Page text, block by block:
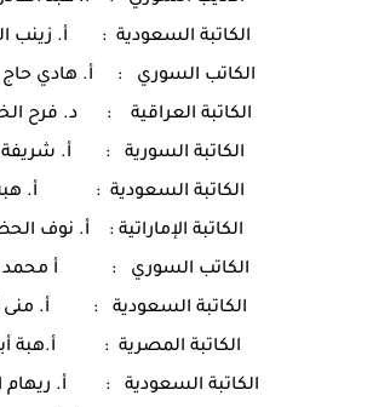
الكاتبة السعودية : أ. زينب
الكاتب السوري : أ. هادي
الكاتبة العراقية : د. فرح
الكاتبة السورية : أ. شريفة
الكاتبة السعودية : أ.
الكاتبة الإماراتية : أ. نوف
الكاتب السوري : أ محمد
الكاتبة السعودية : أ. منى
الكاتبة المصرية : أ.هبة
الكاتبة السعودية : أ. ريهام